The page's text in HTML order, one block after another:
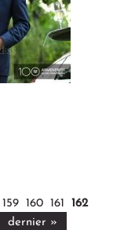
159 160 161
162
dernier »